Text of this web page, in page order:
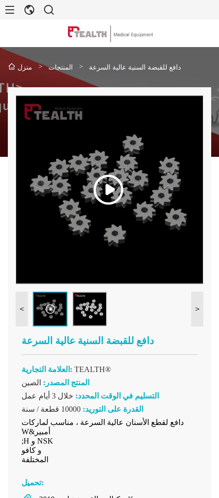
منزل > المنتجات > دافع للقبضة السنية عالية السرعة
< >
دافع للقبضة السنية عالية السرعة
العلامة التجارية: TEALTH®
المنتج المصدر: الصين
التسليم في الوقت المحدد: خلال 3 أيام عمل
القدرة على التوريد: 10000 قطعة / سنة
دافع لقطع الأسنان عالية السرعة ، مناسب لماركات
W&أمبير
;H و NSK
و كافو
المختلفة
تحميل: